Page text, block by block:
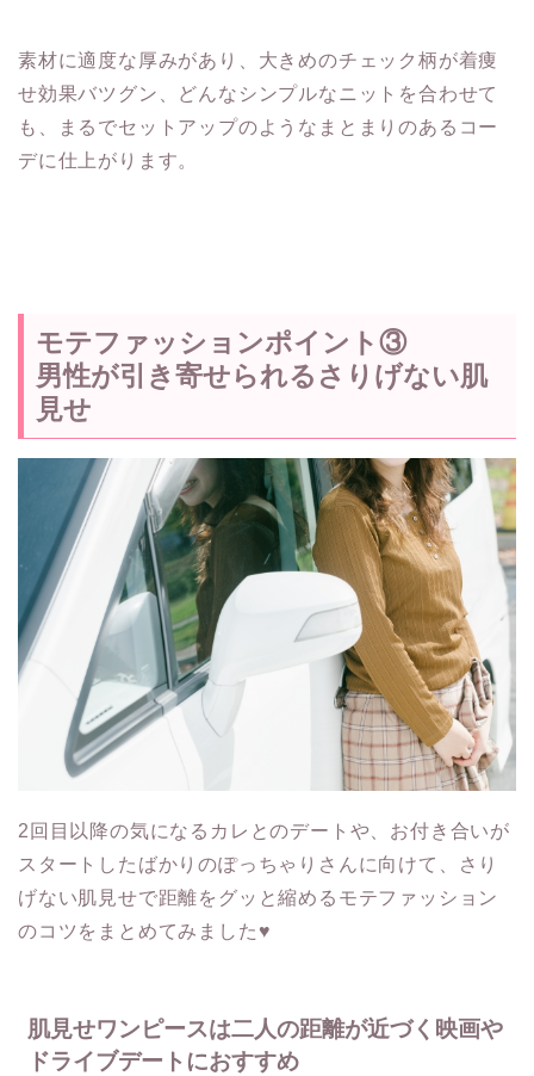
素材に適度な厚みがあり、大きめのチェック柄が着痩
せ効果バツグン、どんなシンプルなニットを合わせて
も、まるでセットアップのようなまとまりのあるコー
デに仕上がります。
モテファッションポイント③
男性が引き寄せられるさりげない肌
見せ
2回目以降の気になるカレとのデートや、お付き合いが
スタートしたばかりのぽっちゃりさんに向けて、さり
げない肌見せで距離をグッと縮めるモテファッション
のコツをまとめてみました♥
肌見せワンピースは二人の距離が近づく映画や
ドライブデートにおすすめ